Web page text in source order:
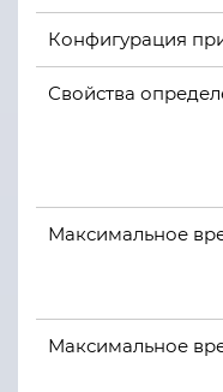
Конфигурация
Свойства
Максимальное
Максимальное